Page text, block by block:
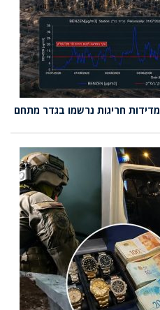
הבנזן שוב מעל הקו האדום: 130 מדידות חריגות נרשמו בגדר מתחם